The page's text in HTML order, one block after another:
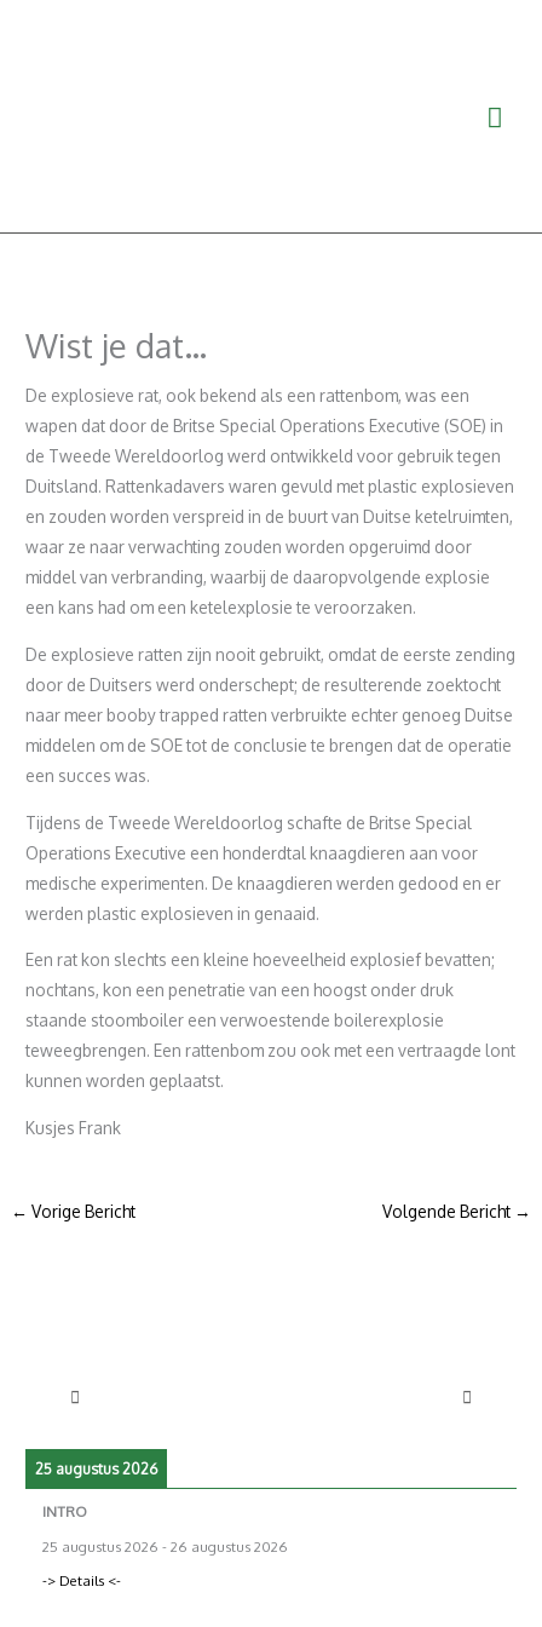
Wist je dat…
De explosieve rat, ook bekend als een rattenbom, was een
wapen dat door de Britse Special Operations Executive (SOE) in
de Tweede Wereldoorlog werd ontwikkeld voor gebruik tegen
Duitsland. Rattenkadavers waren gevuld met plastic explosieven
en zouden worden verspreid in de buurt van Duitse ketelruimten,
waar ze naar verwachting zouden worden opgeruimd door
middel van verbranding, waarbij de daaropvolgende explosie
een kans had om een ketelexplosie te veroorzaken.
De explosieve ratten zijn nooit gebruikt, omdat de eerste zending
door de Duitsers werd onderschept; de resulterende zoektocht
naar meer booby trapped ratten verbruikte echter genoeg Duitse
middelen om de SOE tot de conclusie te brengen dat de operatie
een succes was.
Tijdens de Tweede Wereldoorlog schafte de Britse Special
Operations Executive een honderdtal knaagdieren aan voor
medische experimenten. De knaagdieren werden gedood en er
werden plastic explosieven in genaaid.
Een rat kon slechts een kleine hoeveelheid explosief bevatten;
nochtans, kon een penetratie van een hoogst onder druk
staande stoomboiler een verwoestende boilerexplosie
teweegbrengen. Een rattenbom zou ook met een vertraagde lont
kunnen worden geplaatst.
Kusjes Frank
← Vorige Bericht Volgende Bericht →
25 augustus 2026
INTRO
25 augustus 2026 -26 augustus 2026
-> Details <-